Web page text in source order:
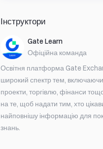
Інструктори
Gate Learn
Офіційна команда
Освітня платформа Gate
широкий спектр тем,
проекти, торгівлю, фінанси
на те, щоб надати тим, хто
найповнішу інформацію для
знань.